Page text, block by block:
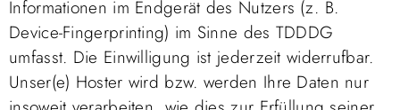
Informationen im Endgerät des Nutzers (z. B.
Device-Fingerprinting) im Sinne des TDDDG
umfasst. Die Einwilligung ist jederzeit widerrufbar.
Unser(e) Hoster wird bzw. werden Ihre Daten nur